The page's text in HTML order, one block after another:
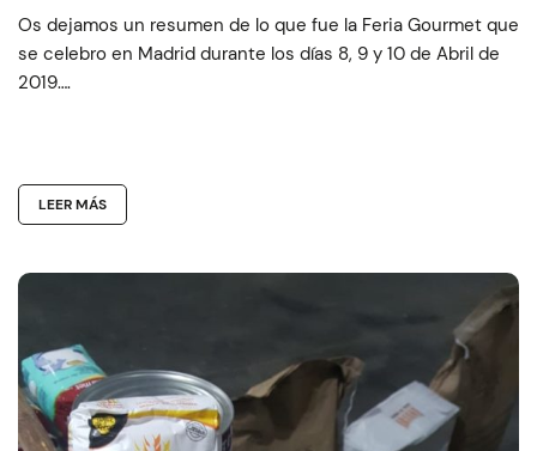
Os dejamos un resumen de lo que fue la Feria Gourmet que
se celebro en Madrid durante los días 8, 9 y 10 de Abril de
2019….
LEER MÁS